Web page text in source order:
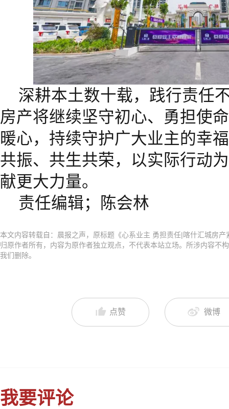
深耕本土数十载，践行责任
房产将继续坚守初心、勇担使
暖心，持续守护广大业主的幸
共振、共生共荣，以实际行动
献更大力量。
责任编辑；陈会林
本文内容转载自：晨报之声，原标题《心系业主 勇担责任|喀什汇城房
归原作者所有，内容为原作者独立观点，不代表本站立场。所涉内容不
我们删除。
点赞 微博
我要评论